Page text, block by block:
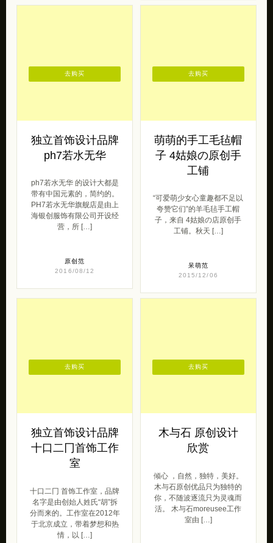
独立首饰设计品牌
ph7若水无华
ph7若水无华 的设计大都是
带有中国元素的，简约的。
PH7若水无华旗舰店是由上
海银创服饰有限公司开设经
营，所 […]
原创范
2016/08/12
去购买
萌萌的手工毛毡帽
子 4姑娘の原创手
工铺
“可爱萌少女心童趣都不足以
夸赞它们”的羊毛毡手工帽
子，来自 4姑娘の店原创手
工铺。秋天 […]
呆萌范
2015/12/06
去购买
独立首饰设计品牌
十口二冂首饰工作
室
十口二冂 首饰工作室，品牌
名字是由创始人姓氏“胡”拆
分而来的。工作室在2012年
于北京成立，带着梦想和热
情，以 […]
去购买
木与石 原创设计
欣赏
倾心 ，自然，独特，美好。
木与石原创优品只为独特的
你，不随波逐流只为灵魂而
活。 木与石moreusee工作
室由 […]
去购买